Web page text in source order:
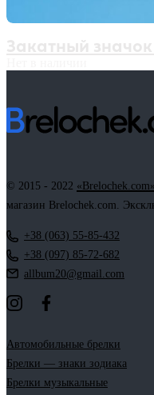
© 2015 - 2022 «Brelochek.com»
магазин Brelochek.com.
+38 (063) 55-85-432
+38 (097) 85-72-682
allbum20@gmail.com
Автомобильные брелки
Брелки — знаки зодиака
Брелки музыкальные